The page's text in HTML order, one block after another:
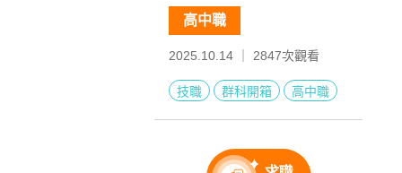
高中職
2025.10.14 ｜ 2847次觀看
技職 群科開箱 高中職